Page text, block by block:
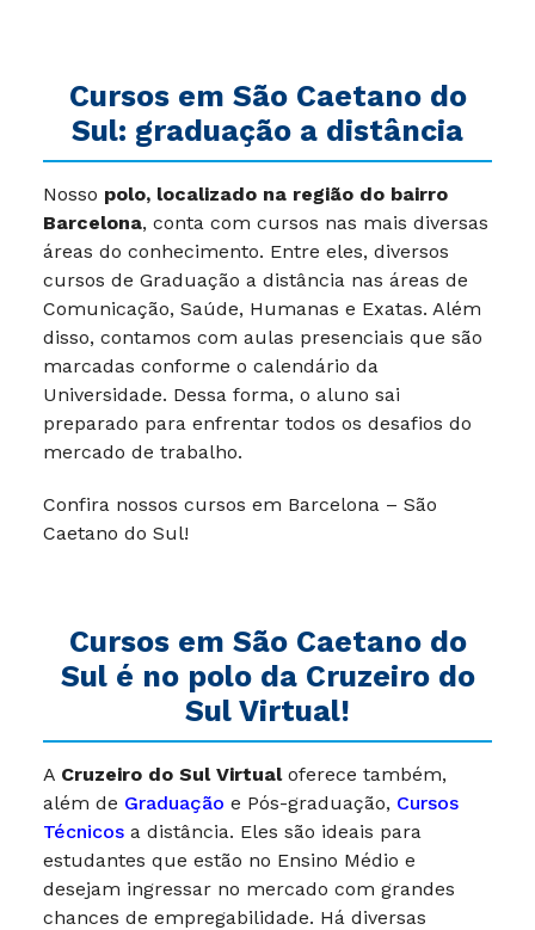
Cursos em São Caetano do
Sul: graduação a distância
Nosso polo, localizado na região do bairro
Barcelona, conta com cursos nas mais diversas
áreas do conhecimento. Entre eles, diversos
cursos de Graduação a distância nas áreas de
Comunicação, Saúde, Humanas e Exatas. Além
disso, contamos com aulas presenciais que são
marcadas conforme o calendário da
Universidade. Dessa forma, o aluno sai
preparado para enfrentar todos os desafios do
mercado de trabalho.
Confira nossos cursos em Barcelona – São
Caetano do Sul!
Cursos em São Caetano do
Sul é no polo da Cruzeiro do
Sul Virtual!
A Cruzeiro do Sul Virtualoferece também,
além de Graduação e Pós-graduação, Cursos
Técnicos a distância. Eles são ideais para
estudantes que estão no Ensino Médio e
desejam ingressar no mercado com grandes
chances de empregabilidade. Há diversas